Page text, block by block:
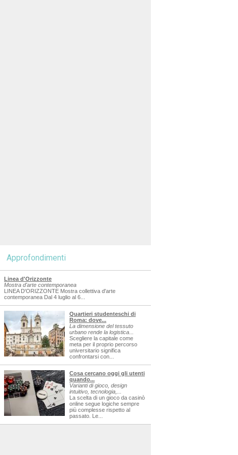
Approfondimenti
Linea d'Orizzonte
Mostra d'arte contemporanea
LINEA D'ORIZZONTE Mostra collettiva d'arte
contemporanea Dal 4 luglio al 6...
Quartieri studenteschi di
Roma: dove...
La dimensione del tessuto
urbano rende la logistica...
Scegliere la capitale come
meta per il proprio percorso
universitario significa
confrontarsi con...
Cosa cercano oggi gli utenti
quando...
Varianti di gioco, design
intuitivo, tecnologia,...
La scelta di un gioco da casinò
online segue logiche sempre
più complesse rispetto al
passato. Le...